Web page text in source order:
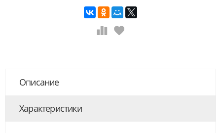
Описание
Характеристики